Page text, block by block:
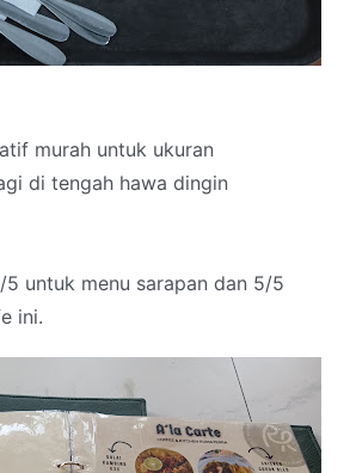
murah untuk ukuran
di tengah hawa dingin
untuk menu sarapan dan 5/5
ini.